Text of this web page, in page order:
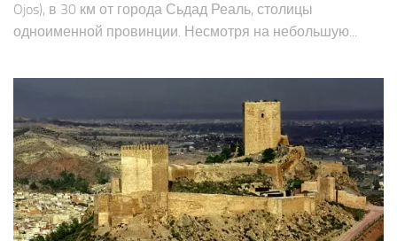
Ojos), в 30 км от города Сьдад Реаль, столицы
одноименной провинции. Несмотря на небольшую...